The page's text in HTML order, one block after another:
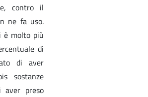
contro il
ne fa uso.
è molto più
di
di aver
sostanze
aver preso